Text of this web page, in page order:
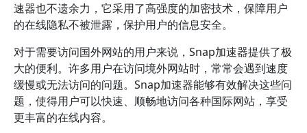
速器也不遗余力，它采用了高强度的加密技术，保障用户
的在线隐私不被泄露，保护用户的信息安全。
对于需要访问国外网站的用户来说，Snap加速器提供了极
大的便利。许多用户在访问境外网站时，常常会遇到速度
缓慢或无法访问的问题。Snap加速器能够有效解决这些问
题，使得用户可以快速、顺畅地访问各种国际网站，享受
更丰富的在线内容。